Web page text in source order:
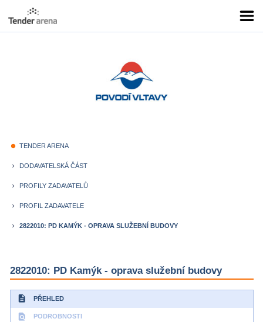
fiber_manual_record TENDER ARENA
keyboard_arrow_right DODAVATELSKÁ ČÁST
keyboard_arrow_right PROFILY ZADAVATELŮ
keyboard_arrow_right PROFIL ZADAVATELE
keyboard_arrow_right 2822010: PD KAMÝK - OPRAVA SLUŽEBNÍ BUDOVY
2822010: PD Kamýk - oprava služební budovy
description PŘEHLED
find_in_page PODROBNOSTI